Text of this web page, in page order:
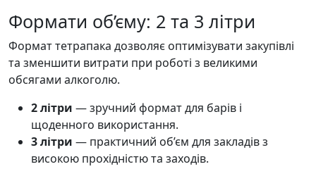
Формати об’єму: 2 та 3 літри
Формат тетрапака дозволяє оптимізувати закупівлі
та зменшити витрати при роботі з великими
обсягами алкоголю.
2 літри — зручний формат для барів і
щоденного використання.
3 літри — практичний об’єм для закладів з
високою прохідністю та заходів.